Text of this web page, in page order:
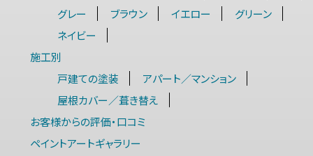
グレー
ブラウン イエロー
グリーン
ネイビー
施工別
戸建ての塗装
アパート／マンション
屋根カバー／葺き替え
お客様からの評価・口コミ
ペイントアートギャラリー